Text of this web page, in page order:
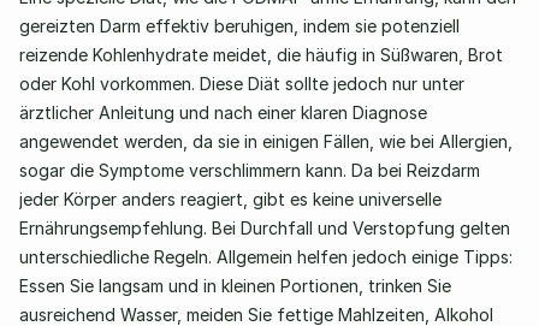
gereizten Darm effektiv beruhigen, indem sie potenziell
reizende Kohlenhydrate meidet, die häufig in Süßwaren, Brot
oder Kohl vorkommen. Diese Diät sollte jedoch nur unter
ärztlicher Anleitung und nach einer klaren Diagnose
angewendet werden, da sie in einigen Fällen, wie bei Allergien,
sogar die Symptome verschlimmern kann. Da bei Reizdarm
jeder Körper anders reagiert, gibt es keine universelle
Ernährungsempfehlung. Bei Durchfall und Verstopfung gelten
unterschiedliche Regeln. Allgemein helfen jedoch einige Tipps:
Essen Sie langsam und in kleinen Portionen, trinken Sie
ausreichend Wasser, meiden Sie fettige Mahlzeiten, Alkohol